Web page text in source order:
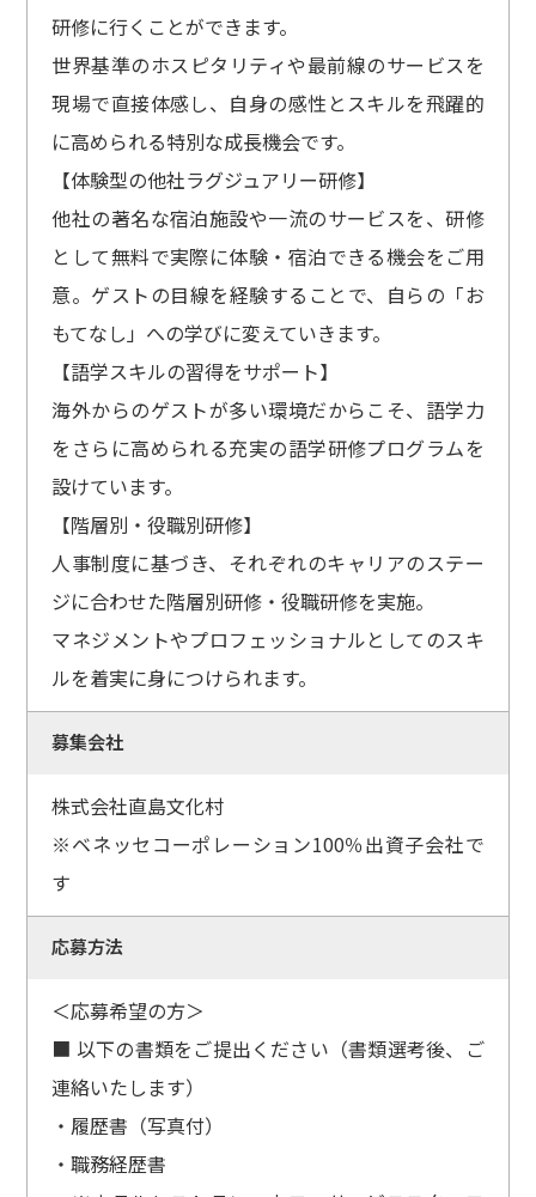
研修に行くことができます。
世界基準のホスピタリティや最前線のサービスを
現場で直接体感し、自身の感性とスキルを飛躍的
に高められる特別な成長機会です。
【体験型の他社ラグジュアリー研修】
他社の著名な宿泊施設や一流のサービスを、研修
として無料で実際に体験・宿泊できる機会をご用
意。ゲストの目線を経験することで、自らの「お
もてなし」への学びに変えていきます。
【語学スキルの習得をサポート】
海外からのゲストが多い環境だからこそ、語学力
をさらに高められる充実の語学研修プログラムを
設けています。
【階層別・役職別研修】
人事制度に基づき、それぞれのキャリアのステー
ジに合わせた階層別研修・役職研修を実施。
マネジメントやプロフェッショナルとしてのスキ
ルを着実に身につけられます。
募集会社
株式会社直島文化村
※ベネッセコーポレーション100％出資子会社で
す
応募方法
＜応募希望の方＞
■ 以下の書類をご提出ください（書類選考後、ご
連絡いたします）
・履歴書（写真付）
・職務経歴書